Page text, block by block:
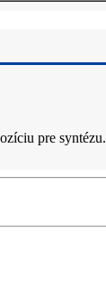
pre syntézu.